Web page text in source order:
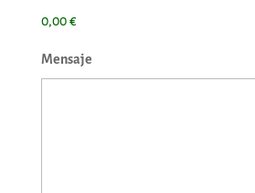
0,00 €
Mensaje